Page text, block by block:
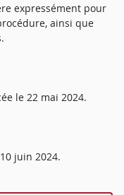
expressément pour
ainsi que
le 22 mai 2024.
juin 2024.